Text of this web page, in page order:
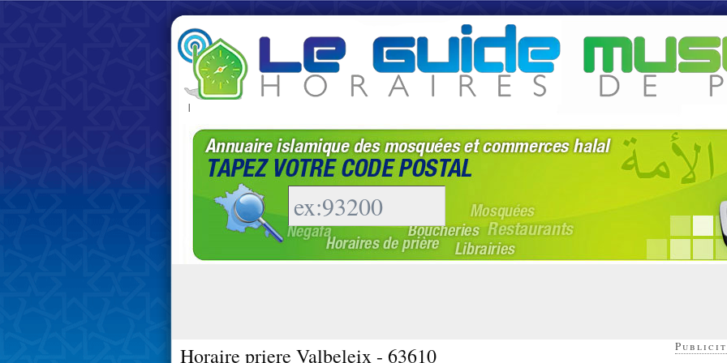
|
Horaire priere Valbeleix - 63610